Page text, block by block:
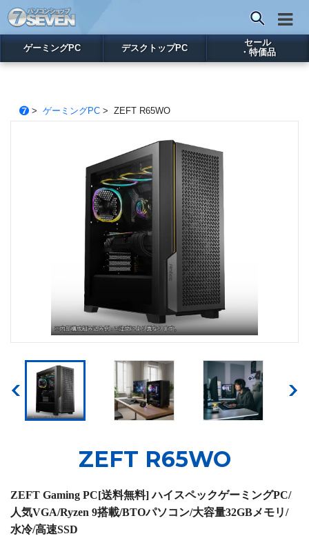
ゲーミングPC デスクトップPC
セール
・特価品
> ゲーミングPC> ZEFT R65WO
ZEFT R65WO
ZEFT Gaming PC[送料無料] ハイスペックゲーミングPC/
人気VGA/Ryzen 9搭載/BTOパソコン/大容量32GBメモリ/
水冷/高速SSD